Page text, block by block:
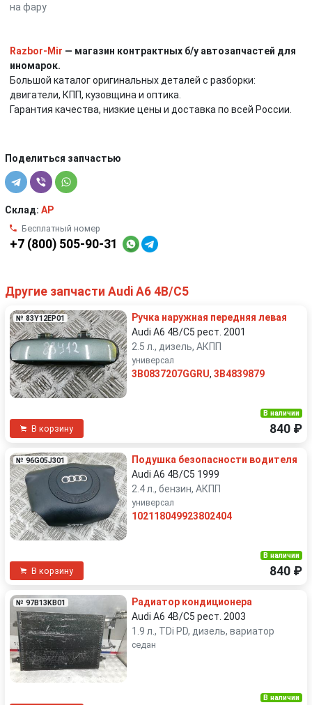
на фару
Razbor-Mir — магазин контрактных б/у автозапчастей для
иномарок.
Большой каталог оригинальных деталей с разборки:
двигатели, КПП, кузовщина и оптика.
Гарантия качества, низкие цены и доставка по всей России.
Поделиться запчастью
Склад: AP
Бесплатный номер
+7 (800) 505-90-31
Другие запчасти Audi A6 4B/C5
№ 83Y12EP01
Ручка наружная передняя левая
Audi A6 4B/C5 рест. 2001
2.5 л., дизель, АКПП
универсал
3B0837207GGRU, 3B4839879
В корзину
В наличии
840 ₽
№ 96G05J301
Подушка безопасности водителя
Audi A6 4B/C5 1999
2.4 л., бензин, АКПП
универсал
102118049923802404
В корзину
В наличии
840 ₽
№ 97B13KB01
Радиатор кондиционера
Audi A6 4B/C5 рест. 2003
1.9 л., TDi PD, дизель, вариатор
седан
В наличии